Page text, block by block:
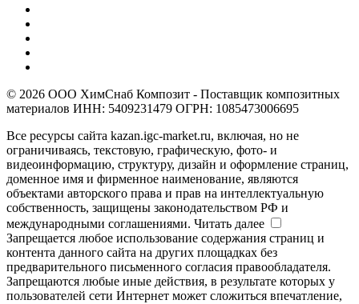
© 2026 ООО ХимСнаб Композит - Поставщик композитных
материалов ИНН: 5409231479 ОГРН: 1085473006695
Все ресурсы сайта kazan.igc-market.ru, включая, но не
ограничиваясь, текстовую, графическую, фото- и
видеоинформацию, структуру, дизайн и оформление страниц,
доменное имя и фирменное наименование, являются
объектами авторского права и прав на интеллектуальную
собственность, защищены законодательством РФ и
международными соглашениями. Читать далее
Запрещается любое использование содержания страниц и
контента данного сайта на других площадках без
предварительного письменного согласия правообладателя.
Запрещаются любые иные действия, в результате которых у
пользователей сети Интернет может сложиться впечатление,